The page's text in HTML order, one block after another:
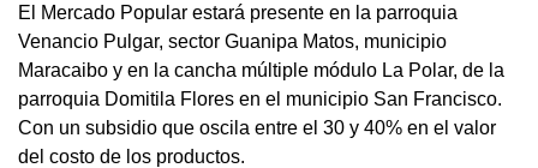
El Mercado Popular estará presente en la parroquia
Venancio Pulgar, sector Guanipa Matos, municipio
Maracaibo y en la cancha múltiple módulo La Polar, de la
parroquia Domitila Flores en el municipio San Francisco.
Con un subsidio que oscila entre el 30 y 40% en el valor
del costo de los productos.